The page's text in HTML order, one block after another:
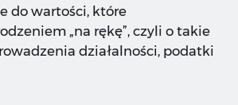
do wartości, które
„na rękę”, czyli o takie
działalności, podatki